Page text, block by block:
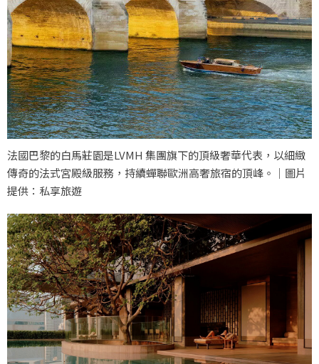
法國巴黎的白馬莊園是LVMH 集團旗下的頂級奢華代表，以細緻
傳奇的法式宮殿級服務，持續蟬聯歐洲高奢旅宿的頂峰。｜圖片
提供：私享旅遊